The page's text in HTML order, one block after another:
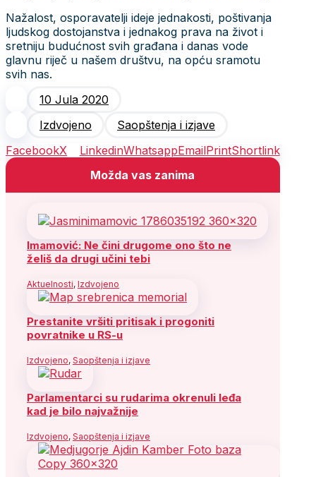
Nažalost, osporavatelji ideje jednakosti, poštivanja
ljudskog dostojanstva i jednakog prava na život i
sretniju budućnost svih građana i danas vode
glavnu riječ u našem društvu, na opću sramotu
svih nas.
10 Jula 2020
Izdvojeno
Saopštenja i izjave
FacebookX LinkedinWhatsappEmailPrintShortlink
Možda vas zanima
Imamović: Ne čini drugome ono što ne
želiš da drugi učini tebi
Aktuelnosti, Izdvojeno
Prestanite vršiti pritisak i progoniti
povratnike u RS-u
Izdvojeno, Saopštenja i izjave
Parlamentarci su rudarima okrenuli leđa
kad je bilo najvažnije
Izdvojeno, Saopštenja i izjave